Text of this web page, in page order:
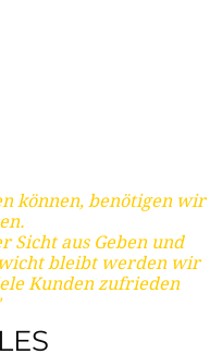
können, benötigen wir
Sicht aus Geben und
bleibt werden wir
Kunden zufrieden